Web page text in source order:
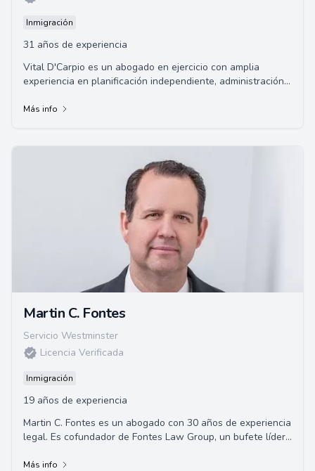
Inmigración
31 años de experiencia
Vital D'Carpio es un abogado en ejercicio con amplia
experiencia en planificación independiente, administración y
Más info
Martin C. Fontes
Servicio Westminster
Licencia Verificada
Inmigración
19 años de experiencia
Martin C. Fontes es un abogado con 30 años de experiencia
legal. Es cofundador de Fontes Law Group, un bufete líder
Más info